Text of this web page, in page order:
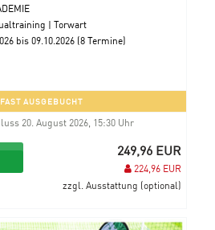
| Torwart
bis 09.10.2026 (8 Termine)
FAST AUSGEBUCHT
20. August 2026, 15:30 Uhr
249,96 EUR
224,96 EUR
zzgl. Ausstattung (optional)